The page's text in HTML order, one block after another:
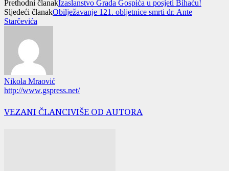
Prethodni članakIzaslanstvo Grada Gospića u posjeti Bihaću!
Sljedeći članakObilježavanje 121. obljetnice smrti dr. Ante
Starčevića
Nikola Mraović
http://www.gspress.net/
VEZANI ČLANCIVIŠE OD AUTORA